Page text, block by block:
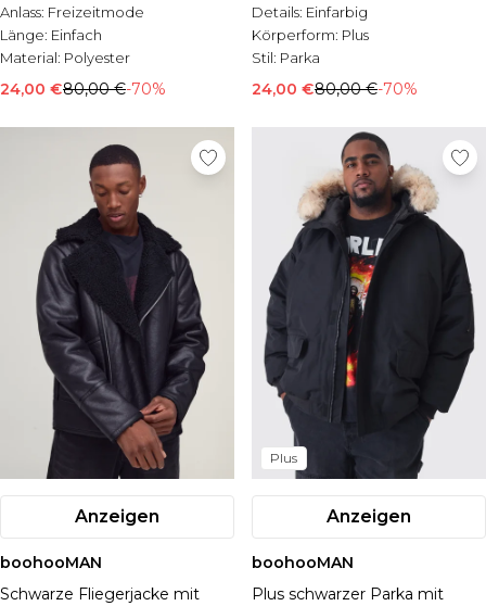
Anlass: Freizeitmode
Länge: Einfach
Material: Polyester
24,00 €80,00 €-70%
Details: Einfarbig
Körperform: Plus
Stil: Parka
24,00 €80,00 €-70%
Anzeigen
boohooMAN
Schwarze Fliegerjacke mit
Plus
Anzeigen
boohooMAN
Plus schwarzer Parka mit